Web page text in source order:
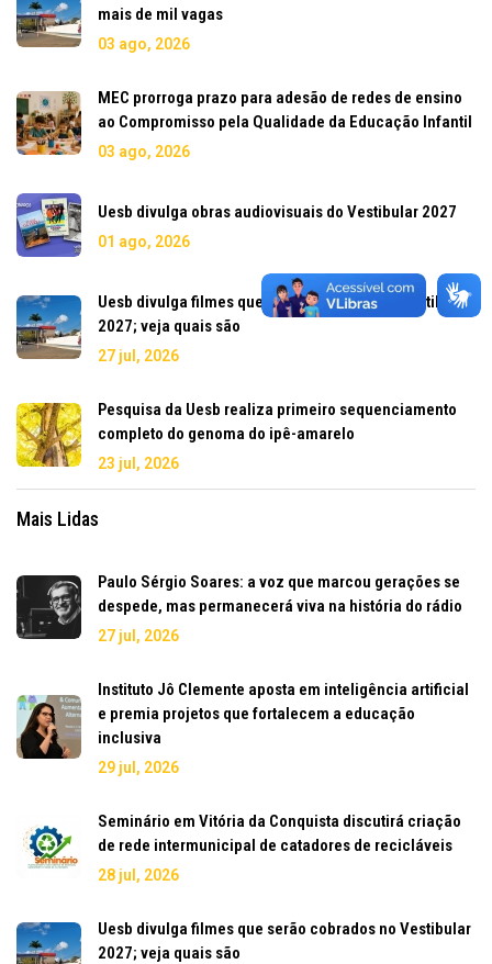
mais de mil vagas
03 ago, 2026
MEC prorroga prazo para adesão de redes de ensino
ao Compromisso pela Qualidade da Educação Infantil
03 ago, 2026
Uesb divulga obras audiovisuais do Vestibular 2027
01 ago, 2026
Uesb divulga filmes que serão cobrados no Vestibular
2027; veja quais são
27 jul, 2026
Pesquisa da Uesb realiza primeiro sequenciamento
completo do genoma do ipê-amarelo
23 jul, 2026
Mais Lidas
Paulo Sérgio Soares: a voz que marcou gerações se
despede, mas permanecerá viva na história do rádio
27 jul, 2026
Instituto Jô Clemente aposta em inteligência artificial
e premia projetos que fortalecem a educação
inclusiva
29 jul, 2026
Seminário em Vitória da Conquista discutirá criação
de rede intermunicipal de catadores de recicláveis
28 jul, 2026
Uesb divulga filmes que serão cobrados no Vestibular
2027; veja quais são